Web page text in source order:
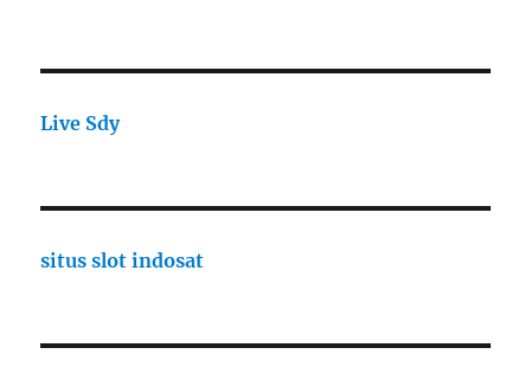
Live Sdy
situs slot indosat